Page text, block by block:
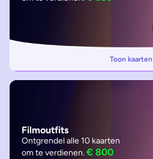
Toon kaarten
Filmoutfits
Ontgrendel alle 10 kaarten
om te verdienen.€ 800